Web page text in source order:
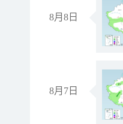
8月8日
8月7日